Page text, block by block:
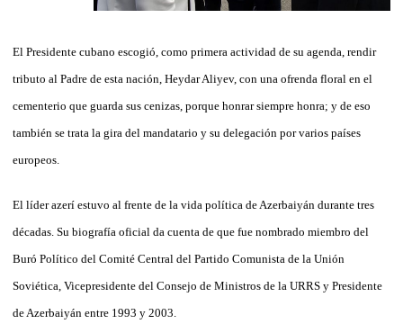
El Presidente cubano escogió, como primera actividad de su agenda, rendir
tributo al Padre de esta nación, Heydar Aliyev, con una ofrenda floral en el
cementerio que guarda sus cenizas, porque honrar siempre honra; y de eso
también se trata la gira del mandatario y su delegación por varios países
europeos.
El líder azerí estuvo al frente de la vida política de Azerbaiyán durante tres
décadas. Su biografía oficial da cuenta de que fue nombrado miembro del
Buró Político del Comité Central del Partido Comunista de la Unión
Soviética, Vicepresidente del Consejo de Ministros de la URRS y Presidente
de Azerbaiyán entre 1993 y 2003.